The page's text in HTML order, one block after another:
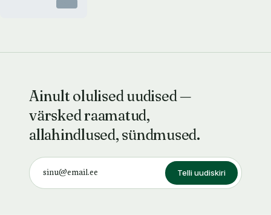
Ainult olulised uudised —
värsked raamatud,
allahindlused, sündmused.
Telli uudiskiri